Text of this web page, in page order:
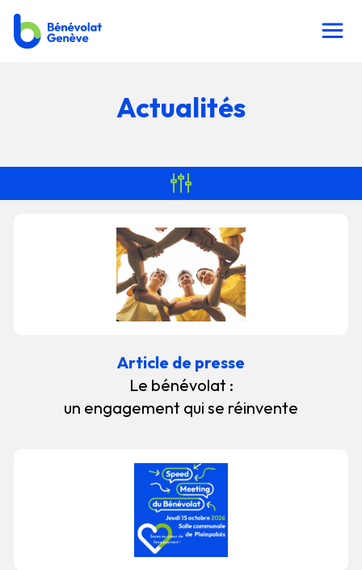
Actualités
Afficher/cacher
les
filtres
Article de presse
Le bénévolat :
un engagement qui se réinvente